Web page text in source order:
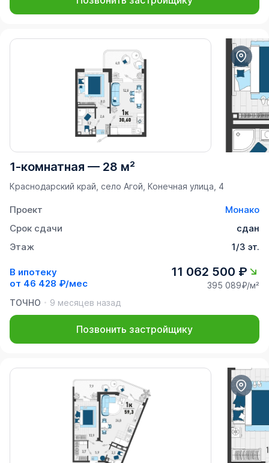
1-комнатная — 28 м²
Краснодарский край, село Агой, Конечная улица, 4
Проект
Монако
Срок сдачи
сдан
Этаж
1/3 эт.
В ипотеку
от 46 428 ₽/мес
11 062 500 ₽
395 089₽/м²
ТОЧНО
9 месяцев назад
Позвонить застройщику